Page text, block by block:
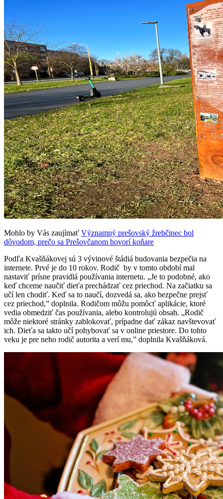
Mohlo by Vás zaujímať Významný prešovský žrebčinec bol
dôvodom, prečo sa Prešovčanom hovorí koňare
Podľa Kvašňákovej sú 3 vývinové štádiá budovania bezpečia na
internete. Prvé je do 10 rokov. Rodič by v tomto období mal
nastaviť prísne pravidlá používania internetu. „Je to podobné, ako
keď chceme naučiť dieťa prechádzať cez priechod. Na začiatku sa
učí len chodiť. Keď sa to naučí, dozvedá sa, ako bezpečne prejsť
cez priechod,” doplnila. Rodičom môžu pomôcť aplikácie, ktoré
vedia obmedziť čas používania, alebo kontrolujú obsah. „Rodič
môže niektoré stránky zablokovať, prípadne dať zákaz navštevovať
ich. Dieťa sa takto učí pohybovať sa v online priestore. Do tohto
veku je pre neho rodič autorita a verí mu,” doplnila Kvašňáková.